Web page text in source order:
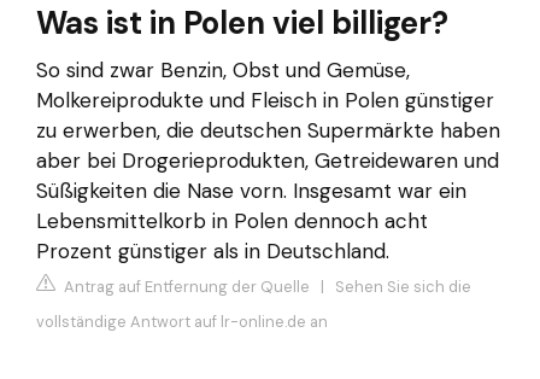
Was ist in Polen viel billiger?
So sind zwar Benzin, Obst und Gemüse,
Molkereiprodukte und Fleisch in Polen günstiger
zu erwerben, die deutschen Supermärkte haben
aber bei Drogerieprodukten, Getreidewaren und
Süßigkeiten die Nase vorn. Insgesamt war ein
Lebensmittelkorb in Polen dennoch acht
Prozent günstiger als in Deutschland.
Antrag auf Entfernung der Quelle | Sehen Sie sich die
vollständige Antwort auf lr-online.de an